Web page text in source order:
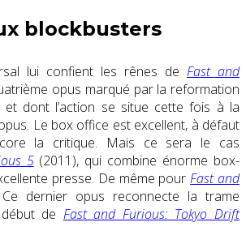
blockbusters
lui confient les rênes de Fast and
opus marqué par la reformation
et dont l’action se situe cette fois à la
Le box office est excellent, à défaut
la critique. Mais ce sera le cas
5(2011), qui combine énorme box-
presse. De même pourFast and
Ce dernier opus reconnecte la trame
de Fast and Furious: Tokyo Drift